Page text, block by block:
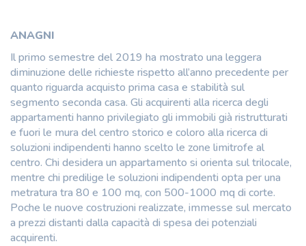
ANAGNI
Il primo semestre del 2019 ha mostrato una leggera
diminuzione delle richieste rispetto all’anno precedente per
quanto riguarda acquisto prima casa e stabilità sul
segmento seconda casa. Gli acquirenti alla ricerca degli
appartamenti hanno privilegiato gli immobili già ristrutturati
e fuori le mura del centro storico e coloro alla ricerca di
soluzioni indipendenti hanno scelto le zone limitrofe al
centro. Chi desidera un appartamento si orienta sul trilocale,
mentre chi predilige le soluzioni indipendenti opta per una
metratura tra 80 e 100 mq, con 500-1000 mq di corte.
Poche le nuove costruzioni realizzate, immesse sul mercato
a prezzi distanti dalla capacità di spesa dei potenziali
acquirenti.